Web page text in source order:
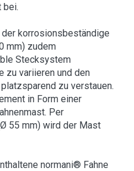
bei.
korrosionsbeständige
mm) zudem
Stecksystem
zu variieren und den
zu verstauen.
in Form einer
Per
55 mm) wird der Mast
normani® Fahne